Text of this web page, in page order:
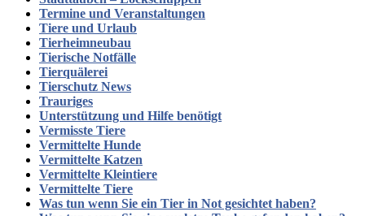
Termine und Veranstaltungen
Tiere und Urlaub
Tierheimneubau
Tierische Notfälle
Tierquälerei
Tierschutz News
Trauriges
Unterstützung und Hilfe benötigt
Vermisste Tiere
Vermittelte Hunde
Vermittelte Katzen
Vermittelte Kleintiere
Vermittelte Tiere
Was tun wenn Sie ein Tier in Not gesichtet haben?